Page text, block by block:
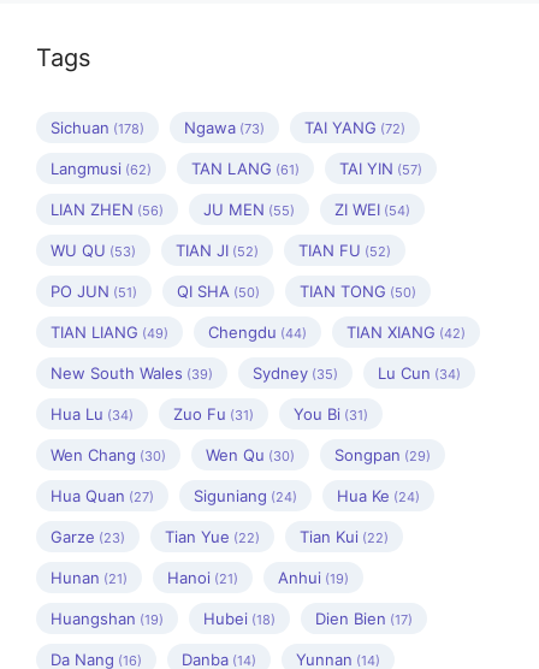
Tags
Sichuan (178) Ngawa (73) TAI YANG (72)
Langmusi (62) TAN LANG (61) TAI YIN (57)
LIAN ZHEN (56) JU MEN (55) ZI WEI (54)
WU QU (53) TIAN JI (52) TIAN FU (52)
PO JUN (51) QI SHA (50) TIAN TONG (50)
TIAN LIANG (49) Chengdu (44) TIAN XIANG (42)
New South Wales (39) Sydney (35) Lu Cun (34)
Hua Lu (34) Zuo Fu (31) You Bi (31)
Wen Chang (30) Wen Qu (30) Songpan (29)
Hua Quan (27) Siguniang (24) Hua Ke (24)
Garze (23) Tian Yue (22) Tian Kui (22)
Hunan (21) Hanoi (21) Anhui (19)
Huangshan (19) Hubei (18) Dien Bien (17)
Da Nang (16) Danba (14) Yunnan (14)